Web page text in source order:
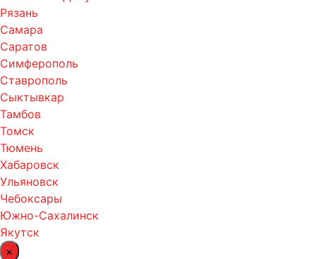
Рязань
Самара
Саратов
Симферополь
Ставрополь
Сыктывкар
Тамбов
Томск
Тюмень
Хабаровск
Ульяновск
Чебоксары
Южно-Сахалинск
Якутск
×